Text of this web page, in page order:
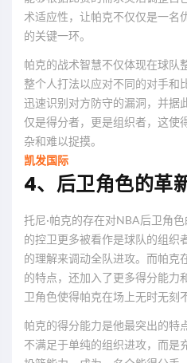
术适应性，让帕克不仅仅是一名
的关键一环。
帕克的战术智慧不仅体现在球队
整个人打法以应对不同的对手和
迅速识别对方防守的漏洞，并据
仅是得分者，更是组织者，这使
杂和难以捉摸。
凯发国际
4、后卫角色的革
托尼·帕克的存在对NBA后卫角
的控卫更多被看作是球队的组织
的理解来调动全队进攻。而帕克
的特点，还加入了更多得分能力
卫角色使得帕克在场上无时无刻
帕克的得分能力是他最突出的特
不满足于单纯的组织进攻，而是